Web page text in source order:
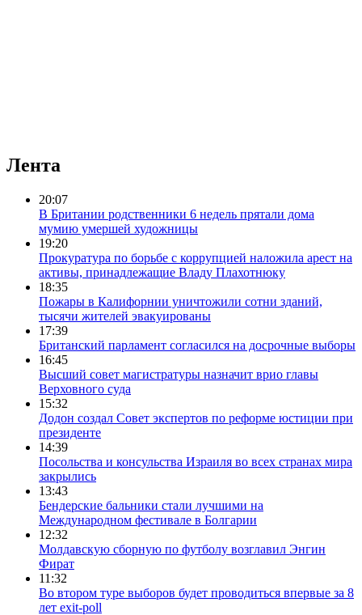
Лента
20:07
В Британии родственники 6 недель прятали дома
мумию умершей художницы
19:20
Прокуратура по борьбе с коррупцией наложила арест на
активы, принадлежащие Владу Плахотнюку
18:35
Пожары в Калифорнии уничтожили сотни зданий,
тысячи жителей эвакуированы
17:39
Британский парламент согласился на досрочные выборы
16:45
Высший совет магистратуры назначит врио главы
Верховного суда
15:32
Додон создал Совет экспертов по реформе юстиции при
президенте
14:39
Посольства и консульства Израиля во всех странах мира
закрылись
13:43
Бендерские бальники стали лучшими на
Международном фестивале в Болгарии
12:32
Молдавскую сборную по футболу возглавил Энгин
Фират
11:32
Во втором туре выборов будет проводиться впервые за 8
лет exit-poll